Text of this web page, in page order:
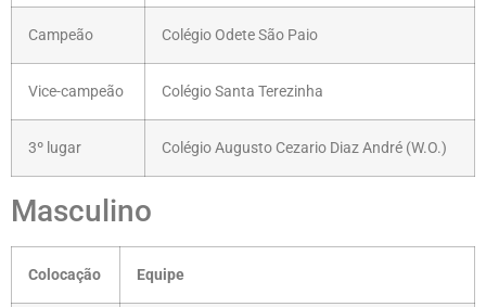
Campeão Colégio Odete São Paio
Vice-campeão Colégio Santa Terezinha
3º lugar Colégio Augusto Cezario Diaz André (W.O.)
Masculino
Colocação Equipe